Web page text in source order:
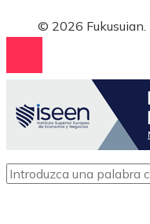
© 2026 Fukusuian.